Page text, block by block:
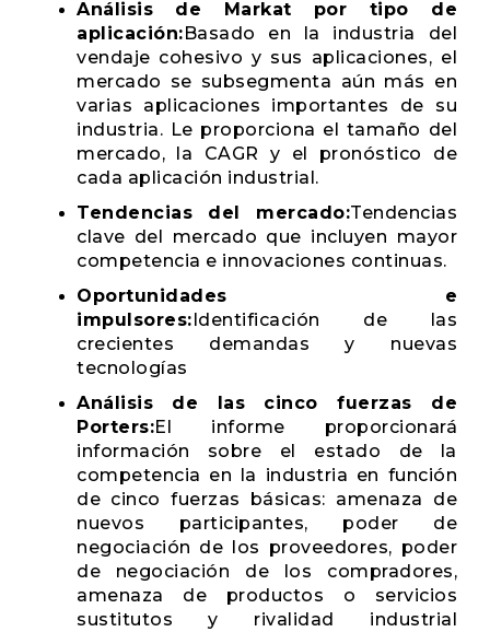
Análisis de Markat por tipo de
aplicación:Basado en la industria del
vendaje cohesivo y sus aplicaciones, el
mercado se subsegmenta aún más en
varias aplicaciones importantes de su
industria. Le proporciona el tamaño del
mercado, la CAGR y el pronóstico de
cada aplicación industrial.
Tendencias del mercado:Tendencias
clave del mercado que incluyen mayor
competencia e innovaciones continuas.
Oportunidades e
impulsores:Identificación de las
crecientes demandas y nuevas
tecnologías
Análisis de las cinco fuerzas de
Porters:El informe proporcionará
información sobre el estado de la
competencia en la industria en función
de cinco fuerzas básicas: amenaza de
nuevos participantes, poder de
negociación de los proveedores, poder
de negociación de los compradores,
amenaza de productos o servicios
sustitutos y rivalidad industrial